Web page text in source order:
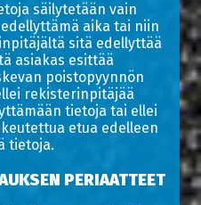
säilytetään vain
aika tai niin
sitä edellyttää
asiakas esittää
poistopyynnön
rekisterinpitäjää
tietoja tai ellei
etua edelleen
tietoja.
PERIAATTEET